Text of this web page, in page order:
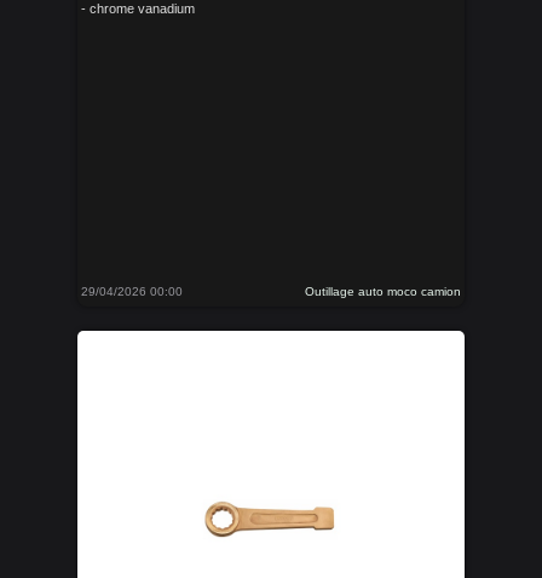
- chrome vanadium
29/04/2026 00:00 Outillage auto moco camion